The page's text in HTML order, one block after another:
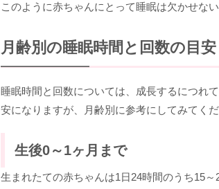
このように赤ちゃんにとって睡眠は欠かせない
月齢別の睡眠時間と回数の目安
睡眠時間と回数については、成長するにつれ
安になりますが、月齢別に参考にしてみてくだ
生後0～1ヶ月まで
生まれたての赤ちゃんは1日24時間のうち15